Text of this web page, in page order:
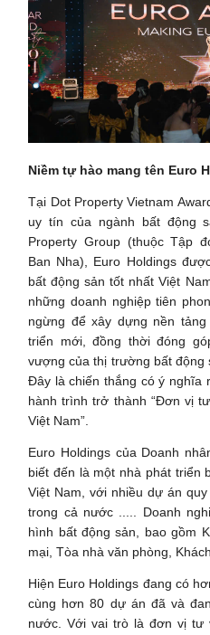
Niềm tự hào mang tên Euro
Tại Dot Property Vietnam
uy tín của ngành bất động
Property Group (thuộc Tập
Ban Nha), Euro Holdings
bất động sản tốt nhất Việt
những doanh nghiệp tiên
ngừng để xây dựng nền
triển mới, đồng thời đóng
vượng của thị trường bất động
Đây là chiến thắng có ý nghĩa
hành trình trở thành “Đơn vị
Việt Nam”.
Euro Holdings của Doanh
biết đến là một nhà phát triển
Việt Nam, với nhiều dự án
trong cả nước ..... Doanh
hình bất động sản, bao gồm
mại, Tòa nhà văn phòng,
Hiện Euro Holdings đang có
cùng hơn 80 dự án đã và
nước. Với vai trò là đơn vị tư